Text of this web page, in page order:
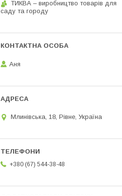
ТИКВА – виробництво товарів для
саду та городу
Аня
Млинівська, 18, Рівне, Україна
+380 (67) 544-38-48